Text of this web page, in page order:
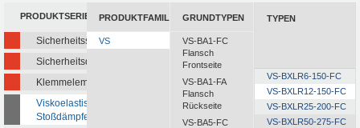
PRODUKTSERIEN
Sicherheitsstoßdämpfer
Sicherheitsdämpfer
Klemmelemente
Viskoelastische
Stoßdämpfer
PRODUKTFAMILIEN
VS
GRUNDTYPEN
VS-BA1-FC
Flansch
Frontseite
VS-BA1-FA
Flansch
Rückseite
VS-BA5-FC
TYPEN
VS-BXLR6-150-FC
VS-BXLR12-150-FC
VS-BXLR25-200-FC
VS-BXLR50-275-FC